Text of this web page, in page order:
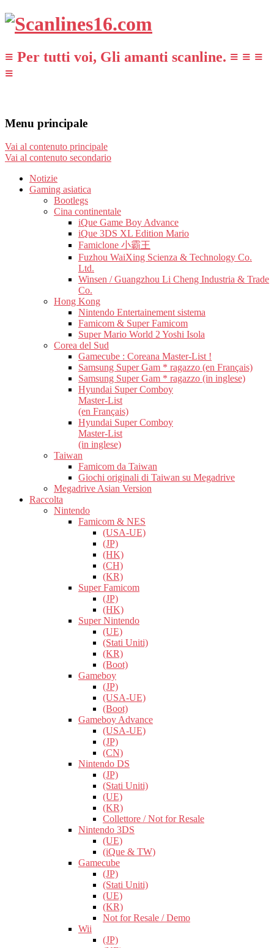
≡ Per tutti voi, Gli amanti scanline. ≡ ≡ ≡
≡
Menu principale
Vai al contenuto principale
Vai al contenuto secondario
Notizie
Gaming asiatica
Bootlegs
Cina continentale
iQue Game Boy Advance
iQue 3DS XL Edition Mario
Famiclone 小霸王
Fuzhou WaiXing Scienza & Technology Co.
Ltd.
Winsen / Guangzhou Li Cheng Industria & Trade
Co.
Hong Kong
Nintendo Entertainement sistema
Famicom & Super Famicom
Super Mario World 2 Yoshi Isola
Corea del Sud
Gamecube : Coreana Master-List !
Samsung Super Gam * ragazzo (en Français)
Samsung Super Gam * ragazzo (in inglese)
Hyundai Super Comboy
Master-List
(en Français)
Hyundai Super Comboy
Master-List
(in inglese)
Taiwan
Famicom da Taiwan
Giochi originali di Taiwan su Megadrive
Megadrive Asian Version
Raccolta
Nintendo
Famicom & NES
(USA-UE)
(JP)
(HK)
(CH)
(KR)
Super Famicom
(JP)
(HK)
Super Nintendo
(UE)
(Stati Uniti)
(KR)
(Boot)
Gameboy
(JP)
(USA-UE)
(Boot)
Gameboy Advance
(USA-UE)
(JP)
(CN)
Nintendo DS
(JP)
(Stati Uniti)
(UE)
(KR)
Collettore / Not for Resale
Nintendo 3DS
(UE)
(iQue & TW)
Gamecube
(JP)
(Stati Uniti)
(UE)
(KR)
Not for Resale / Demo
Wii
(JP)